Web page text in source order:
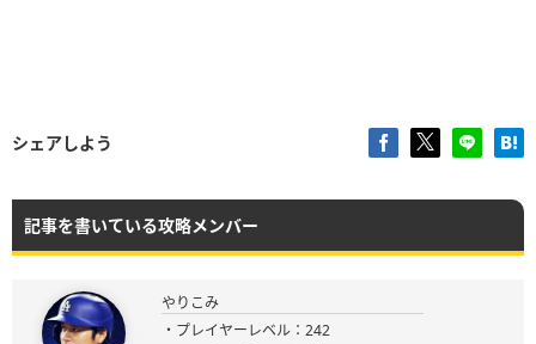
シェアしよう
記事を書いている攻略メンバー
やりこみ
・プレイヤーレベル：242